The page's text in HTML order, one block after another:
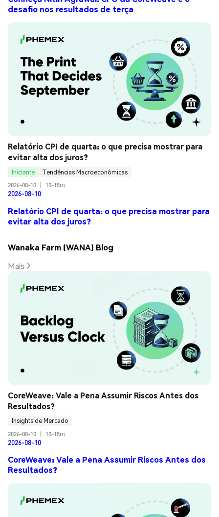
desafio nos resultados de terça
Relatório CPI de quarta: o que precisa mostrar para
evitar alta dos juros?
Iniciante
Tendências Macroeconômicas
2026-08-10
10-15m
2026-08-10
Relatório CPI de quarta: o que precisa mostrar para
evitar alta dos juros?
Wanaka Farm (WANA) Blog
Mais
CoreWeave: Vale a Pena Assumir Riscos Antes dos
Resultados?
Insights de Mercado
2026-08-10
10-15m
2026-08-10
CoreWeave: Vale a Pena Assumir Riscos Antes dos
Resultados?